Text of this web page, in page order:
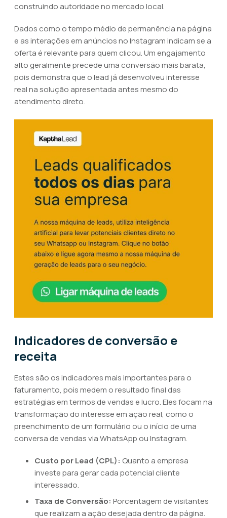
construindo autoridade no mercado local.
Dados como o tempo médio de permanência na página
e as interações em anúncios no Instagram indicam se a
oferta é relevante para quem clicou. Um engajamento
alto geralmente precede uma conversão mais barata,
pois demonstra que o lead já desenvolveu interesse
real na solução apresentada antes mesmo do
atendimento direto.
Indicadores de conversão e
receita
Estes são os indicadores mais importantes para o
faturamento, pois medem o resultado final das
estratégias em termos de vendas e lucro. Eles focam na
transformação do interesse em ação real, como o
preenchimento de um formulário ou o início de uma
conversa de vendas via WhatsApp ou Instagram.
Custo por Lead (CPL): Quanto a empresa
investe para gerar cada potencial cliente
interessado.
Taxa de Conversão: Porcentagem de visitantes
que realizam a ação desejada dentro da página.